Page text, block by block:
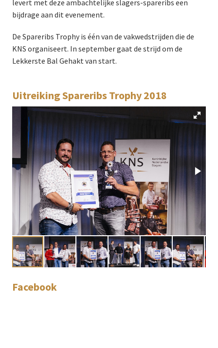
levert met deze ambachtelijke slagers-spareribs een
bijdrage aan dit evenement.
De Spareribs Trophy is één van de vakwedstrijden die de
KNS organiseert. In september gaat de strijd om de
Lekkerste Bal Gehakt van start.
Uitreiking Spareribs Trophy 2018
Facebook